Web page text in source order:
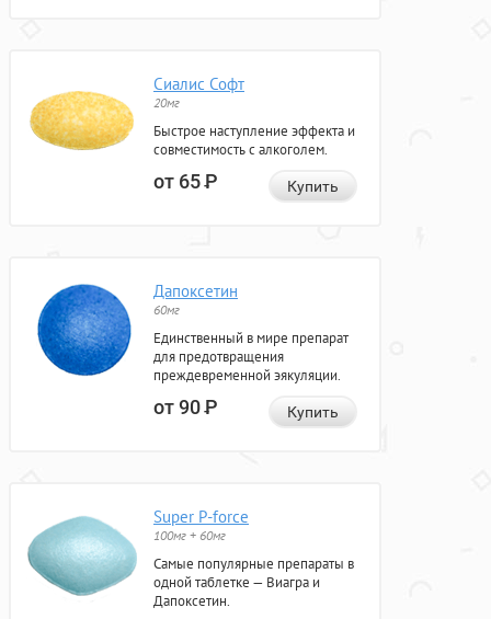
Сиалис Софт
20мг
Быстрое наступление эффекта и
совместимость с алкоголем.
от 65Р Купить
Дапоксетин
60мг
Единственный в мире препарат
для предотвращения
преждевременной эякуляции.
от 90Р Купить
Super P-force
100мг + 60мг
Самые популярные препараты в
одной таблетке — Виагра и
Дапоксетин.